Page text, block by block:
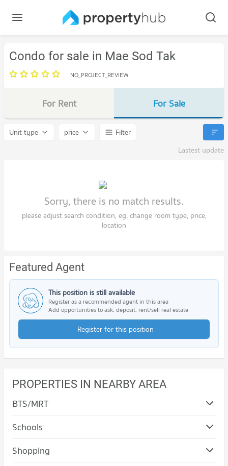
Condo for sale in Mae Sod Tak
NO_PROJECT_REVIEW
For Rent For Sale
Unit type price
Filter
Lastest update
Sorry, there is no match results.
please adjust search condition, eg. change room type, price,
location
Featured Agent
This position is still available
Register as a recommended agent in this area
Add opportunities to ask, deposit, rent/sell real estate
Register for this position
PROPERTIES IN NEARBY AREA
BTS/MRT
Schools
Shopping